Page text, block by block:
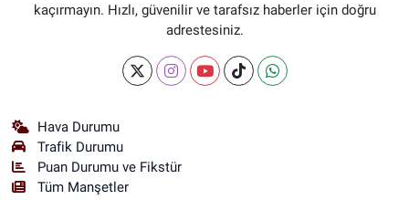
kaçırmayın. Hızlı, güvenilir ve tarafsız haberler için doğru
adrestesiniz.
Hava Durumu
Trafik Durumu
Puan Durumu ve Fikstür
Tüm Manşetler